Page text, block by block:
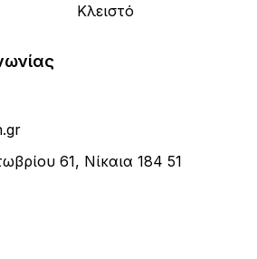
Κλειστό
61, Νίκαια 184 51